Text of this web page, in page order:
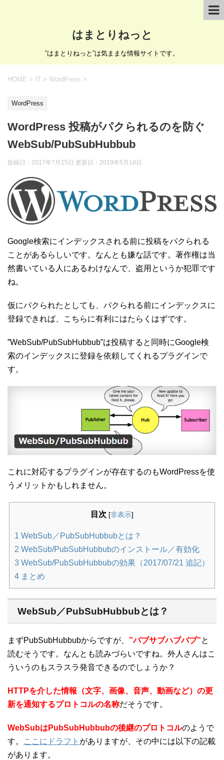
はまとりねっと
”はまとりねっと”は気ままな情報サイトです。
HOME > IT > WordPress >
WordPress
WordPress 投稿がパクられるのを防ぐ
WebSub/PubSubHubbub
投稿日：2017年7月15日 更新日： 2019年5月18日
Google検索にインデックスされる前に投稿をパクられる
ことがあるらしいです。なんとも嫌な話です。著作権は当
然書いている人にあるわけなんで、盗用というか犯罪です
ね。
仮にパクられたとしても、パクられる前にインデックスに
登録できれば、こちらに有利にはたらくはずです。
”WebSub/PubSubHubbub”は投稿すると同時にGoogle検
索のインデックスに登録を依頼してくれるプラグインで
す。
これに対応するプラグインが存在するのもWordPressを使
うメリットかもしれません。
目次 [非表示]
1 WebSub／PubSubHubbubとは？
2 WebSub/PubSubHubbubのインストール／有効化
3 WebSub/PubSubHubbubの効果（2017/07/21 追記）
4 まとめ
WebSub／PubSubHubbubとは？
まずPubSubHubbubからですが、 ”パブサブハブバブ”と
読むそうです。なんとも読みづらいですね。外人さんはこ
ういうのもスラスラ発音できるのでしょうか？
HTTPを介した情報（文字、画像、音声、動画など）の更
新を通知するプロトコルの名称だそうです。
WebSubはPubSubHubbubの後継のプロトコルのようで
す。
ここにドラフト がありますが、その中には以下の記載
があります。